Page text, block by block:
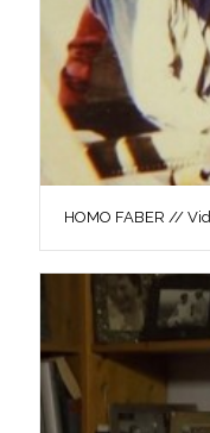
HOMO FABER //